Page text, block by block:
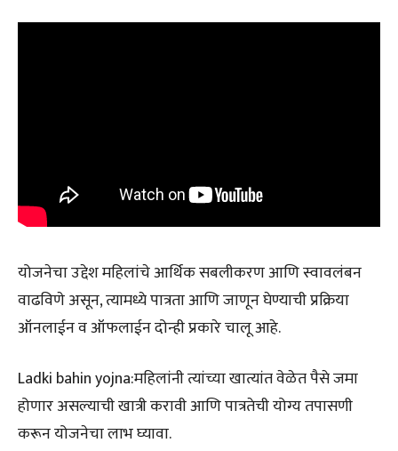
योजनेचा उद्देश महिलांचे आर्थिक सबलीकरण आणि स्वावलंबन
वाढविणे असून, त्यामध्ये पात्रता आणि जाणून घेण्याची प्रक्रिया
ऑनलाईन व ऑफलाईन दोन्ही प्रकारे चालू आहे.
Ladki bahin yojna:महिलांनी त्यांच्या खात्यांत वेळेत पैसे जमा
होणार असल्याची खात्री करावी आणि पात्रतेची योग्य तपासणी
करून योजनेचा लाभ घ्यावा.